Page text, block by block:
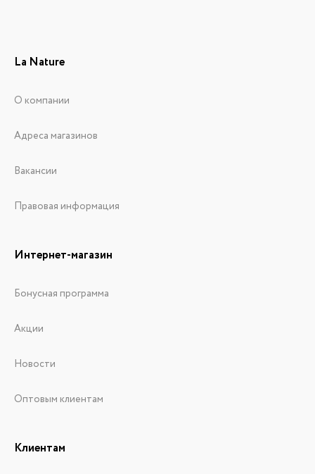
La Nature
О компании
Адреса магазинов
Вакансии
Правовая информация
Интернет-магазин
Бонусная программа
Акции
Новости
Оптовым клиентам
Клиентам